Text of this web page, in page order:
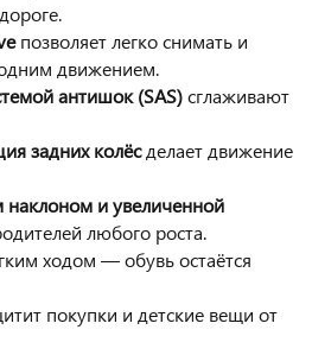
позволяет легко снимать и
движением.
антишок (SAS)сглаживают
задних колёсделает движение
наклоном и увеличенной
любого роста.
ходом — обувь остаётся
покупки и детские вещи от